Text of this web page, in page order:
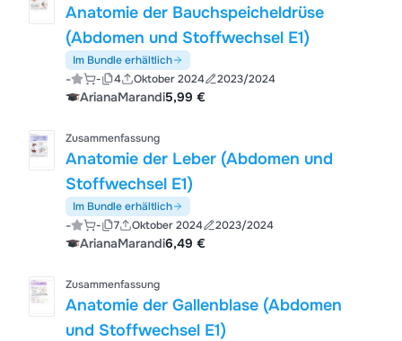
Anatomie der Bauchspeicheldrüse
(Abdomen und Stoffwechsel E1)
Im Bundle erhältlich
- - 4 Oktober 2024 2023/2024
ArianaMarandi5,99 €
Zusammenfassung
Anatomie der Leber (Abdomen und
Stoffwechsel E1)
Im Bundle erhältlich
- - 7 Oktober 2024 2023/2024
ArianaMarandi6,49 €
Zusammenfassung
Anatomie der Gallenblase (Abdomen
und Stoffwechsel E1)